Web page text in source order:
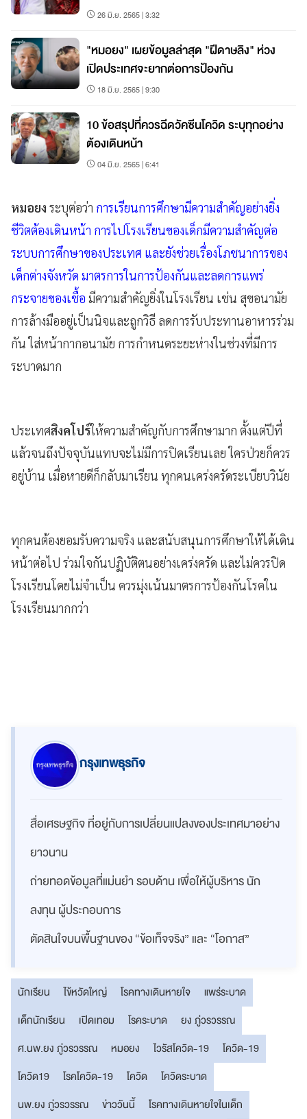
26 มิ.ย. 2565 | 3:32
"หมอยง" เผยข้อมูลล่าสุด "ฝีดาษลิง" ห่วง
เปิดประเทศจะยากต่อการป้องกัน
18 มิ.ย. 2565 | 9:30
10 ข้อสรุปที่ควรฉีดวัคซีนโควิด ระบุทุกอย่าง
ต้องเดินหน้า
04 มิ.ย. 2565 | 6:41
หมอยง ระบุต่อว่า การเรียนการศึกษามีความสำคัญอย่างยิ่ง
ชีวิตต้องเดินหน้า การไปโรงเรียนของเด็กมีความสำคัญต่อ
ระบบการศึกษาของประเทศ และยังช่วยเรื่องโภชนาการของ
เด็กต่างจังหวัด มาตรการในการป้องกันและลดการแพร่
กระจายของเชื้อ มีความสำคัญยิ่งในโรงเรียน เช่น สุขอนามัย
การล้างมืออยู่เป็นนิจและถูกวิธี ลดการรับประทานอาหารร่วม
กัน ใส่หน้ากากอนามัย การกำหนดระยะห่างในช่วงที่มีการ
ระบาดมาก
ประเทศสิงคโปร์ให้ความสำคัญกับการศึกษามาก ตั้งแต่ปีที่
แล้วจนถึงปัจจุบันแทบจะไม่มีการปิดเรียนเลย ใครป่วยก็ควร
อยู่บ้าน เมื่อหายดีก็กลับมาเรียน ทุกคนเคร่งครัดระเบียบวินัย
ทุกคนต้องยอมรับความจริง และสนับสนุนการศึกษาให้ได้เดิน
หน้าต่อไป ร่วมใจกันปฏิบัติตนอย่างเคร่งครัด และไม่ควรปิด
โรงเรียนโดยไม่จำเป็น ควรมุ่งเน้นมาตรการป้องกันโรคใน
โรงเรียนมากกว่า
กรุงเทพธุรกิจ
สื่อเศรษฐกิจ ที่อยู่กับการเปลี่ยนแปลงของประเทศมาอย่าง
ยาวนาน
ถ่ายทอดข้อมูลที่แม่นยำ รอบด้าน เพื่อให้ผู้บริหาร นัก
ลงทุน ผู้ประกอบการ
ตัดสินใจบนพื้นฐานของ “ข้อเท็จจริง” และ “โอกาส”
นักเรียน ไข้หวัดใหญ่ โรคทางเดินหายใจ
แพร่ระบาด
เด็กนักเรียน
เปิดเทอม โรคระบาด
ยง ภู่วรวรรณ
ศ.นพ.ยง ภู่วรวรรณ
หมอยง ไวรัสโควิด-19
โควิด-19
โควิด19
โรคโควิด-19 โควิด
โควิดระบาด
นพ.ยง ภู่วรวรรณ
ข่าววันนี้
โรคทางเดินหายใจในเด็ก